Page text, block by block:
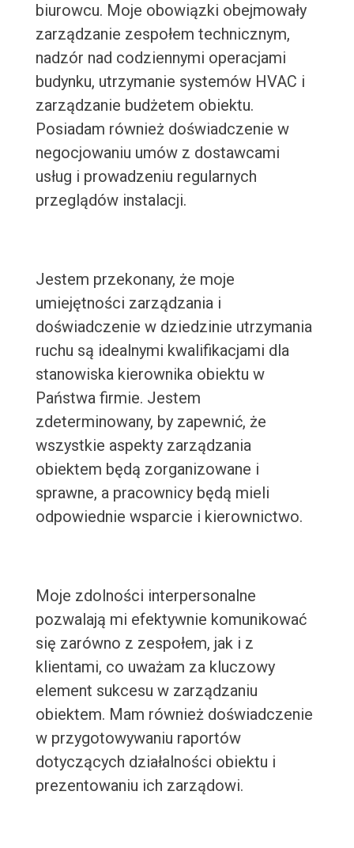
biurowcu. Moje obowiązki obejmowały
zarządzanie zespołem technicznym,
nadzór nad codziennymi operacjami
budynku, utrzymanie systemów HVAC i
zarządzanie budżetem obiektu.
Posiadam również doświadczenie w
negocjowaniu umów z dostawcami
usług i prowadzeniu regularnych
przeglądów instalacji.
Jestem przekonany, że moje
umiejętności zarządzania i
doświadczenie w dziedzinie utrzymania
ruchu są idealnymi kwalifikacjami dla
stanowiska kierownika obiektu w
Państwa firmie. Jestem
zdeterminowany, by zapewnić, że
wszystkie aspekty zarządzania
obiektem będą zorganizowane i
sprawne, a pracownicy będą mieli
odpowiednie wsparcie i kierownictwo.
Moje zdolności interpersonalne
pozwalają mi efektywnie komunikować
się zarówno z zespołem, jak i z
klientami, co uważam za kluczowy
element sukcesu w zarządzaniu
obiektem. Mam również doświadczenie
w przygotowywaniu raportów
dotyczących działalności obiektu i
prezentowaniu ich zarządowi.